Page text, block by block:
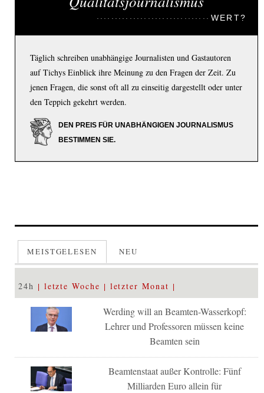
WERT?
Täglich schreiben unabhängige Journalisten und Gastautoren
auf Tichys Einblick ihre Meinung zu den Fragen der Zeit. Zu
jenen Fragen, die sonst oft all zu einseitig dargestellt oder unter
den Teppich gekehrt werden.
DEN PREIS FÜR UNABHÄNGIGEN JOURNALISMUS
BESTIMMEN SIE.
MEISTGELESEN NEU
24h letzte Woche letzter Monat
Werding will an Beamten-Wasserkopf:
Lehrer und Professoren müssen keine
Beamten sein
Beamtenstaat außer Kontrolle: Fünf
Milliarden Euro allein für